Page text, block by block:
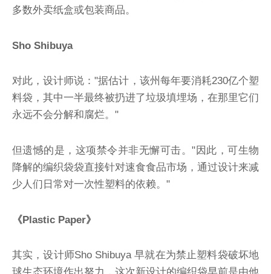
多数外卖纸盒或包装商品。
Sho Shibuya
对此，设计师说："据估计，该州每年要消耗230亿个塑
料袋，其中一半最终被扔进了垃圾填埋场，在那里它们
永远不会分解和腐烂。"
但遗憾的是，这项禁令并非无懈可击。"因此，可生物
降解的编织袋袋直接针对速食食品市场，通过设计来减
少人们日常对一次性塑料的依赖。"
《Plastic Paper》
其实，设计师Sho Shibuya 早就在为禁止塑料袋破坏地